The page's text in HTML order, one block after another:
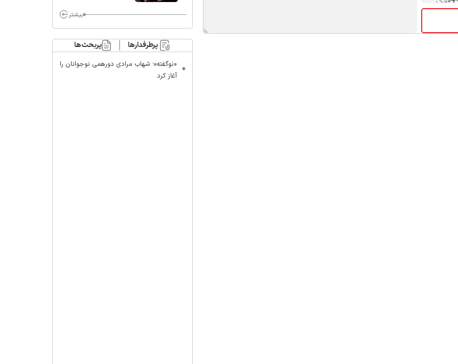
محسن چاوشی چه
مراقب ماست/ مردم
دهن تفرقه افکنان بزنند
بیشتر
پرطرفدارها پربحث‌ها
«نوگفته»؛ شهاب مرادی دورهمی نوجوانان را
آغاز کرد